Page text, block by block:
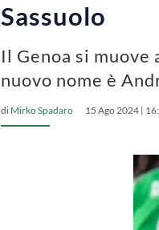
Sassuolo
Il Genoa si
nuovo nome è
di Mirko Spadaro 15 Ago 2024 |